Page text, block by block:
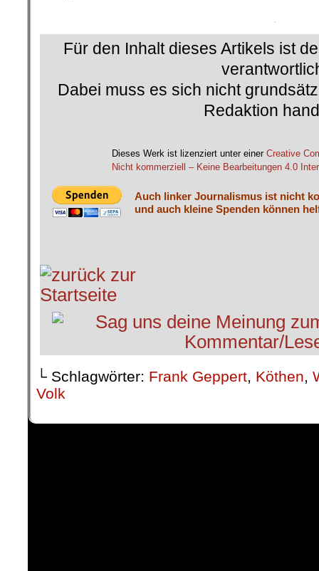
.
Für den Inhalt dieses Artikels ist
Dabei muss es sich nicht
Redaktion
Dieses Werk ist lizenziert unter einer Creative
Nicht kommerziell – Keine Bearbeitungen 4.0
Auch linker Journalismus ist nicht
und auch kleine Spenden können
└ Schlagwörter: Frank Geppert, Köthen,
Volk